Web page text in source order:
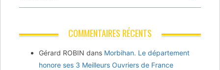
COMMENTAIRES RÉCENTS
Gérard ROBIN dans Morbihan. Le département
honore ses 3 Meilleurs Ouvriers de France